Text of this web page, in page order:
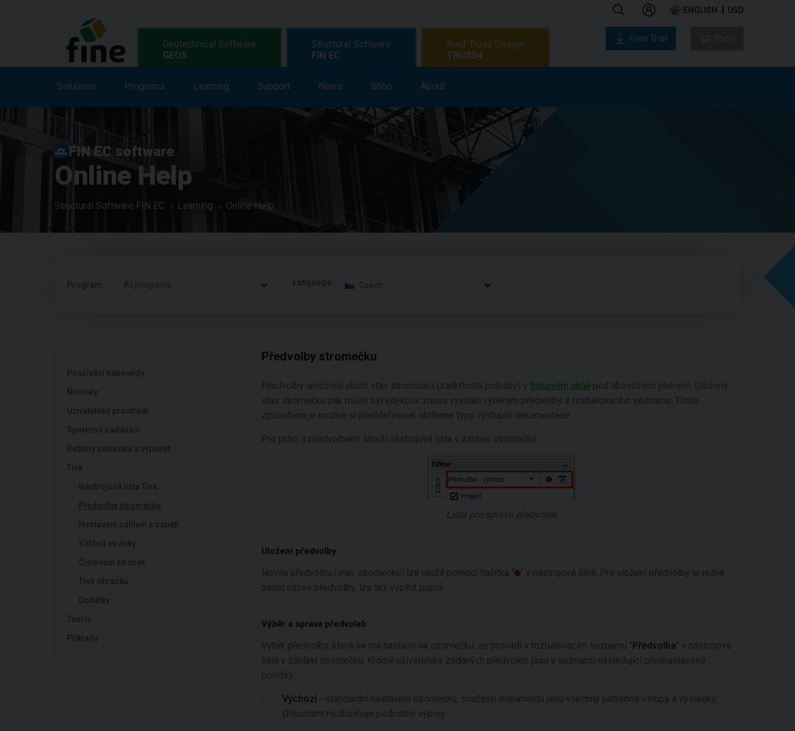
ENGLISH USD
Geotechnical Software
GEO5
Solutions Features Programs Learning Support News Shop
Structural Software
FIN EC
Solutions Programs Learning Support News Shop About
Roof Truss Design
TRUSS4
Free Trial
FIN EC software
Online Help
Structural Software FIN EC Learning Online Help
Program: All programs Language: Czech
Používání nápovědy
Novinky
Uživatelské prostředí
Společná zadávání
Režimy zadávání a výpočet
Tisk
Nástrojová lišta Tisk
Předvolby stromečku
Nastavení záhlaví a zápatí
Vzhled stránky
Číslování stránek
Tisk obrázků
Dodatky
Teorie
Příklady
Předvolby stromečku
Předvolby umožňují uložit stav stromečku (zaškrtnuté položky) v tiskovém okně pod libovolným jménem. Uložený
stav stromečku pak může být kdykoliv znovu vyvolán výběrem předvolby z rozbalovacího seznamu. Tímto
způsobem je možné si předdefinovat oblíbené typy výstupní dokumentace.
Pro práci s předvolbami slouží nástrojová lišta v záhlaví stromečku.
Lišta pro správu předvoleb
Uložení předvolby
Novou předvolbu (stav stromečku) lze uložit pomocí tlačítka "
" v nástrojové liště. Pro uložení předvolby je nutné
zadat název předvolby, lze též vyplnit popis.
Výběr a správa předvoleb
Výběr předvolby, která se má nastavit na stromečku, se provádí v rozbalovacím seznamu "Předvolba" v nástrojové
liště v záhlaví stromečku. Kromě uživatelsky zadaných předvoleb jsou v seznamu následující přednastavené
položky:
Výchozí - standardní nastavení stromečku, součástí dokumentu jsou všechny potřebné vstupy a výsledky.
Dokument neobsahuje podrobné výpisy.